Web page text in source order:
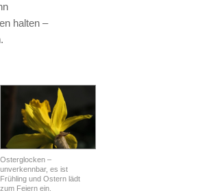
halten –
Osterglocken –
unverkennbar, es ist
Frühling und Ostern lädt
zum Feiern ein.